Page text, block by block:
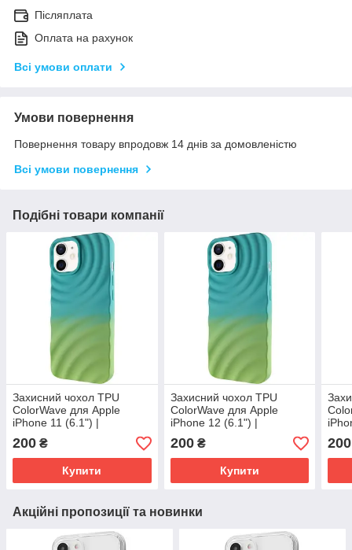
Післяплата
Оплата на рахунок
Всі умови оплати
Умови повернення
Повернення товару впродовж 14 днів за домовленістю
Всі умови повернення
Подібні товари компанії
Захисний чохол TPU
ColorWave для Apple
iPhone 11 (6.1") |
Green / Mint
200 ₴
Купити
Захисний чохол TPU
ColorWave для Apple
iPhone 12 (6.1") |
Green / Mint
200₴
Купити
200
Акційні пропозиції та новинки